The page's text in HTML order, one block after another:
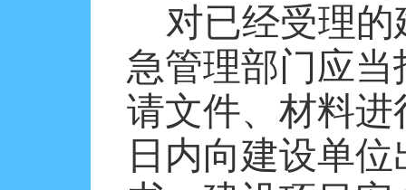
对已经受理
急管理部门应
请文件、材料
日内向建设单